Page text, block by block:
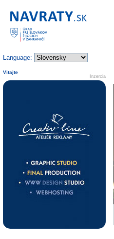
Domovská stránka
Language:
Inzercia
Vitajte